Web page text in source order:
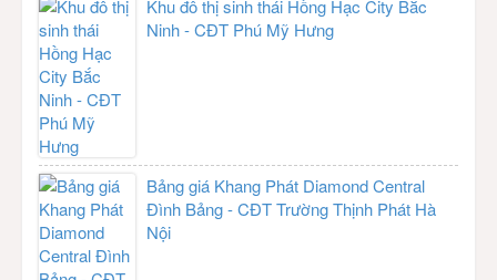
Khu đô thị sinh thái Hồng Hạc City Bắc
Ninh - CĐT Phú Mỹ Hưng
Bảng giá Khang Phát Diamond Central
Đình Bảng - CĐT Trường Thịnh Phát Hà
Nội